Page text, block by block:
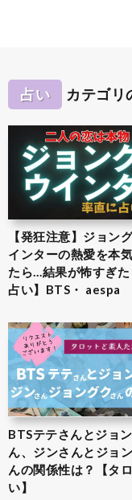
占い カテゴリ
【発狂注意】ジョン
インターの熱愛を本
たら…結果が怖すぎた
占い】BTS・ aespa
BTSテテさんとジョ
ん、ジンさんとジョ
んの関係性は？【タ
い】